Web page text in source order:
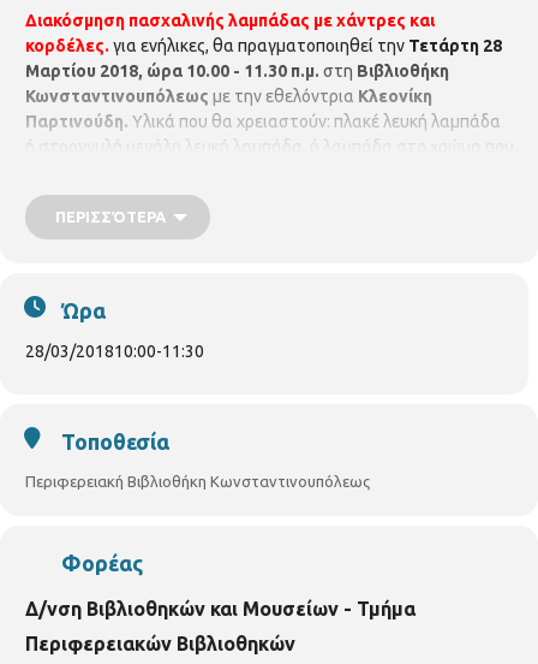
Διακόσμηση πασχαλινής λαμπάδας με χάντρες και
κορδέλες. για ενήλικες, θα πραγματοποιηθεί την Τετάρτη 28
Μαρτίου 2018, ώρα 10.00 - 11.30 π.μ. στη Βιβλιοθήκη
Κωνσταντινουπόλεως με την εθελόντρια Κλεονίκη
Παρτινούδη. Υλικά που θα χρειαστούν: πλακέ λευκή λαμπάδα
ή στρογγυλή μεγάλη λευκή λαμπάδα, ή λαμπάδα στο χρώμα που
και σχέδια που σας αρέσουν πούλιες, χάντρες κόλλα stick ή
atlacol λουλούδια υφασμάτινα, κομματάκια υφάσματος κι ότι
Κωνσταντινουπόλεως, μέχρι 20 άτομα,
(Κωνσταντινουπόλεως 45, τηλ. 2310 315100)
ΠΕΡΙΣΣΌΤΕΡΑ
Ώρα
28/03/201810:00-11:30
Τοποθεσία
Περιφερειακή Βιβλιοθήκη Κωνσταντινουπόλεως
Φορέας
Δ/νση Βιβλιοθηκών και Μουσείων - Τμήμα
Περιφερειακών Βιβλιοθηκών